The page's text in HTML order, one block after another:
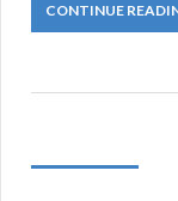
CONTINUE